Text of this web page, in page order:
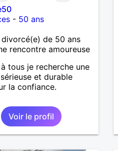
- 50 ans
de 50 ans
rencontre amoureuse
tous je recherche une
et durable
la confiance.
Voir le profil